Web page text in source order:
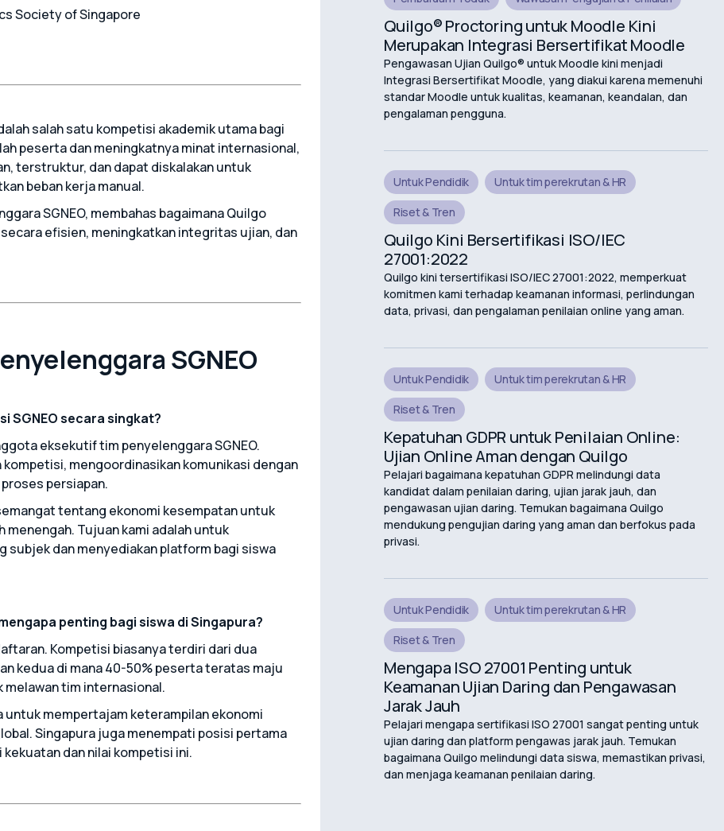
Society of Singapore
salah satu kompetisi akademik utama bagi
peserta dan meningkatnya minat internasional,
terstruktur, dan dapat diskalakan untuk
beban kerja manual.
SGNEO, membahas bagaimana Quilgo
efisien, meningkatkan integritas ujian, dan
SGNEO
SGNEO secara singkat?
eksekutif tim penyelenggara SGNEO.
mengoordinasikan komunikasi dengan
persiapan.
tentang ekonomi kesempatan untuk
Tujuan kami adalah untuk
subjek dan menyediakan platform bagi siswa
penting bagi siswa di Singapura?
Kompetisi biasanya terdiri dari dua
kedua di mana 40-50% peserta teratas maju
tim internasional.
untuk mempertajam keterampilan ekonomi
Singapura juga menempati posisi pertama
dan nilai kompetisi ini.
Quilgo® Proctoring untuk Moodle Kini
Merupakan Integrasi Bersertifikat Moodle
Pengawasan Ujian Quilgo® untuk Moodle kini menjadi
Integrasi Bersertifikat Moodle, yang diakui karena memenuhi
standar Moodle untuk kualitas, keamanan, keandalan, dan
pengalaman pengguna.
Untuk Pendidik
Untuk tim perekrutan & HR
Riset & Tren
Quilgo Kini Bersertifikasi ISO/IEC
27001:2022
Quilgo kini tersertifikasi ISO/IEC 27001:2022, memperkuat
komitmen kami terhadap keamanan informasi, perlindungan
data, privasi, dan pengalaman penilaian online yang aman.
Untuk Pendidik
Untuk tim perekrutan & HR
Riset & Tren
Kepatuhan GDPR untuk Penilaian Online:
Ujian Online Aman dengan Quilgo
Pelajari bagaimana kepatuhan GDPR melindungi data
kandidat dalam penilaian daring, ujian jarak jauh, dan
pengawasan ujian daring. Temukan bagaimana Quilgo
mendukung pengujian daring yang aman dan berfokus pada
privasi.
Untuk Pendidik
Untuk tim perekrutan & HR
Riset & Tren
Mengapa ISO 27001 Penting untuk
Keamanan Ujian Daring dan Pengawasan
Jarak Jauh
Pelajari mengapa sertifikasi ISO 27001 sangat penting untuk
ujian daring dan platform pengawas jarak jauh. Temukan
bagaimana Quilgo melindungi data siswa, memastikan privasi,
dan menjaga keamanan penilaian daring.